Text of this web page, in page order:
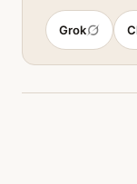
Grok